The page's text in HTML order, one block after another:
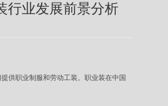
行业发展前景分析
供职业制服和劳动工装。职业装在中国